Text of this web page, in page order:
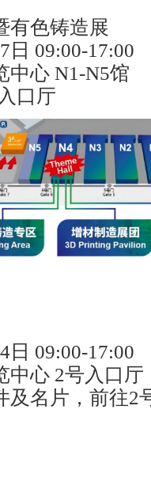
有色铸造展
日 09:00-17:00
中心 N1-N5馆
口厅
日 09:00-17:00
中心 2号入口厅
及名片，前往2